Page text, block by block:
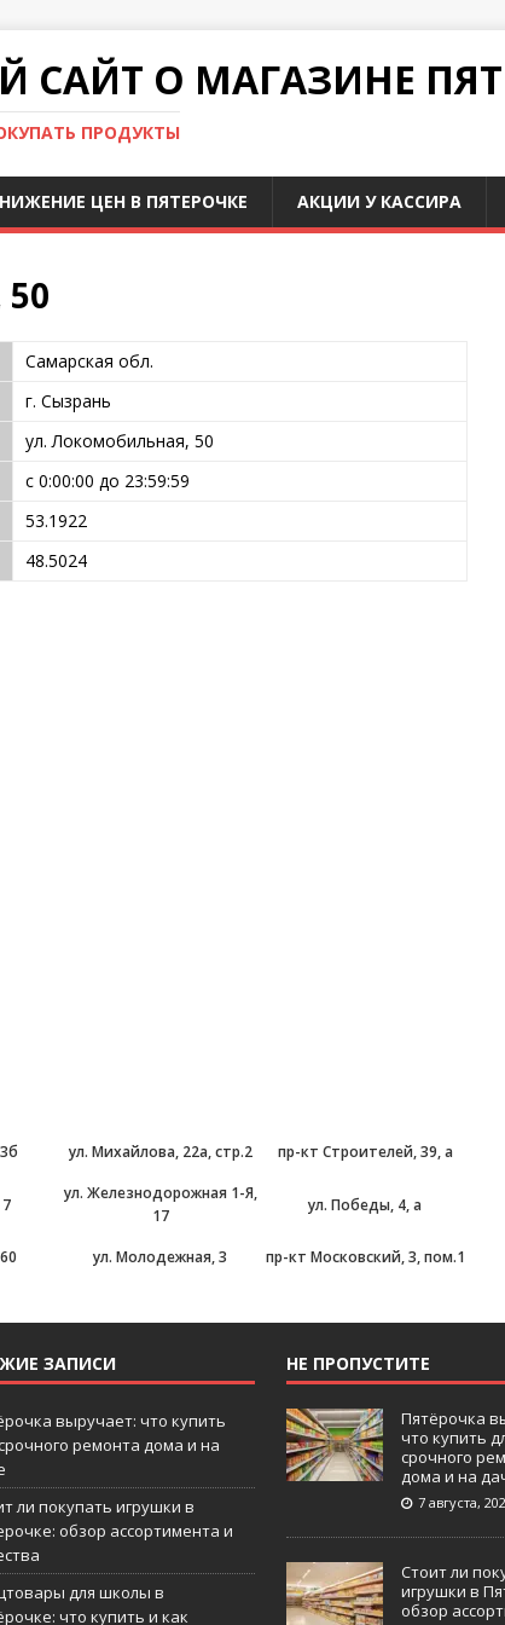
О МАГАЗИНЕ
ПРОДУКТЫ
ЦЕН В ПЯТЕРОЧКЕ АКЦИИ У КАССИРА
Самарская обл.
г. Сызрань
ул. Локомобильная, 50
с 0:00:00 до 23:59:59
53.1922
48.5024
ул. Михайлова, 22а, стр.2 пр-кт Строителей, 39, а
ул. Железнодорожная 1-Я,
17
ул. Победы, 4, а
ул. Молодежная, 3 пр-кт Московский, 3, пом.1
ЗАПИСИ
выручает: что купить
ремонта дома и на
ли покупать игрушки в
обзор ассортимента и
для школы в
что купить и как
НЕ ПРОПУСТИТЕ
Пятёрочка
что купить
срочного
дома и на
7 августа,
Стоит ли
игрушки в
обзор